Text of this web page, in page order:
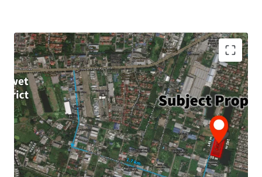
Land area : 4-3-96 rai or 1,996 sqw. (7,984 sqm.)
Frontage : Approximately 145m.
20 minutes drive to Suvarnabhumi Airport.
Asking price :THB 52,694,000 or THB 26,400/sq.wah
Land Tenure : Freehold